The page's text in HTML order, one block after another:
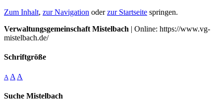
Zum Inhalt, zur Navigation oderzur Startseite springen.
Verwaltungsgemeinschaft Mistelbach | Online: https://www.vg-
mistelbach.de/
Schriftgröße
A A A
Suche Mistelbach